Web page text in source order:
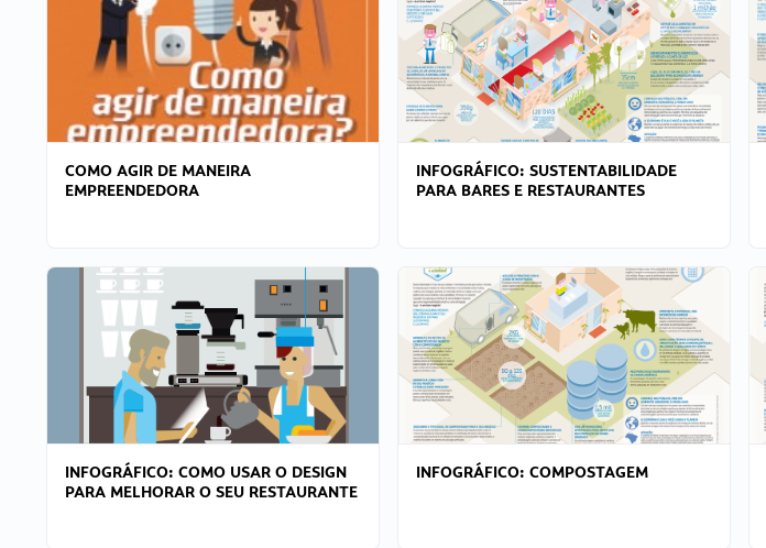
COMO AGIR DE MANEIRA
EMPREENDEDORA
INFOGRÁFICO: SUSTENTABILIDADE
PARA BARES E RESTAURANTES
INFOGRÁFICO: COMO USAR O DESIGN
PARA MELHORAR O SEU RESTAURANTE
INFOGRÁFICO: COMPOSTAGEM